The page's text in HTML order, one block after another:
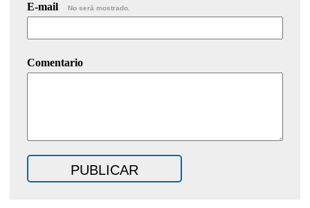
E-mail No será mostrado.
Comentario